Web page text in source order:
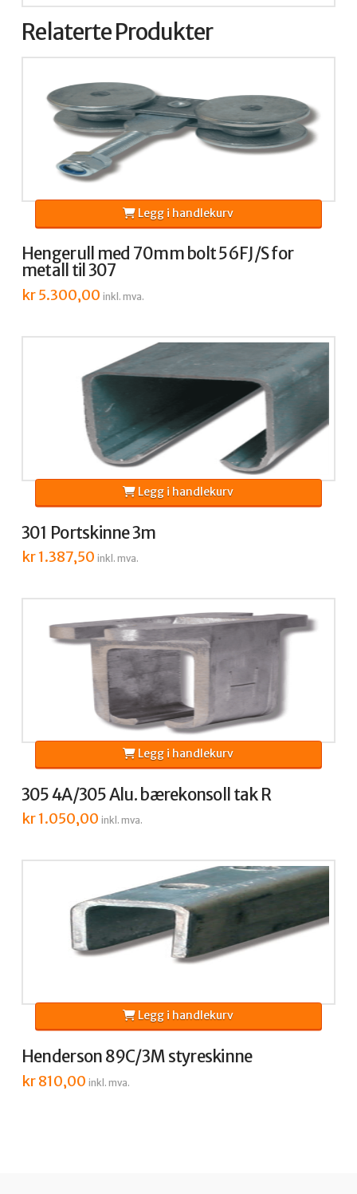
Relaterte Produkter
Hengerull med 70mm bolt 56FJ/S for
metall til 307
kr5.300,00 inkl. mva.
Legg i handlekurv
301 Portskinne 3m
kr1.387,50 inkl. mva.
Legg i handlekurv
305 4A/305 Alu. bærekonsoll tak R
kr1.050,00 inkl. mva.
Legg i handlekurv
Henderson 89C/3M styreskinne
kr810,00 inkl. mva.
Legg i handlekurv